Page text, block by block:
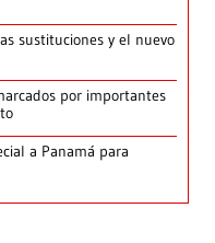
sustituciones y el nuevo
por importantes
a Panamá para